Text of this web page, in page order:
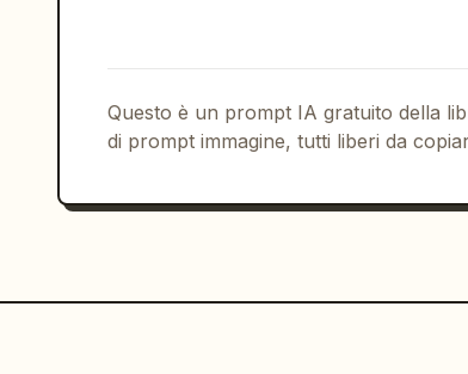
Questo è un prompt IA gratuito della
di prompt immagine, tutti liberi da